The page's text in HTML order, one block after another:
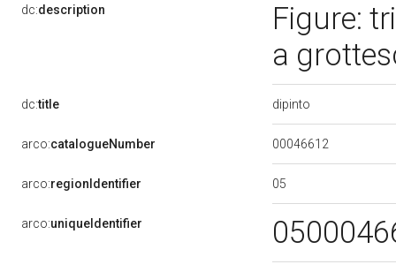
dc:description
Figure:
a
dc:title dipinto
arco:catalogueNumber 00046612
arco:regionIdentifier 05
arco:uniqueIdentifier